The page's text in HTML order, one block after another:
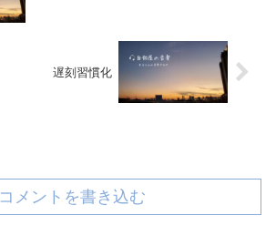
遅刻習慣化
コメントを書き込む